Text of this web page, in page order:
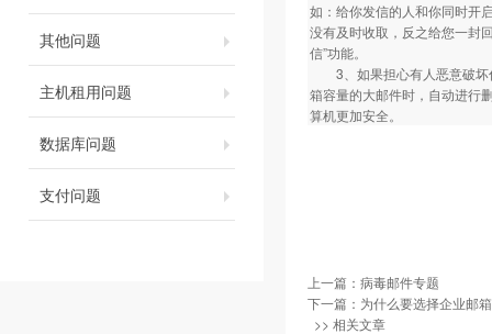
其他问题
主机租用问题
数据库问题
支付问题
如：给你发信的人和你同时开
没有及时收取，反之给您一封
信”功能。
3、如果担心有人恶意破坏
箱容量的大邮件时，自动进行
算机更加安全。
上一篇： 病毒邮件专题
下一篇： 为什么要选择企业邮
>> 相关文章